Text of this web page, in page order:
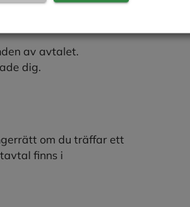
av avtalet.
dig.
om du träffar ett
finns i